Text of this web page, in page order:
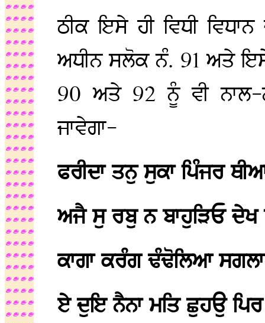
ਠੀਕ ਇਸੇ ਹੀ ਵਿਧੀ
ਅਧੀਨ ਸਲੋਕ ਨੰ. 91 ਅਤੇ
90 ਅਤੇ 92 ਨੂੰ ਵੀ ਨਾਲ-
ਜਾਵੇਗਾ-
ਫਰੀਦਾ ਤਨੁ ਸੁਕਾ ਪਿੰਜਰ
ਅਜੈ ਸੁ ਰਬੁ ਨ ਬਾਹੁੜਿਓ ਦੇਖ
ਕਾਗਾ ਕਰੰਗ ਢੰਢੋਲਿਆ
ਏ ਦੁਇ ਨੈਨਾ ਮਤਿ ਛੁਹਉ